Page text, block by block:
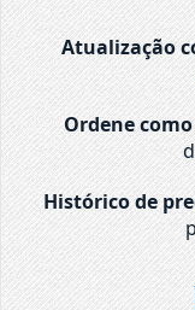
Atualização
Ordene
Histórico de